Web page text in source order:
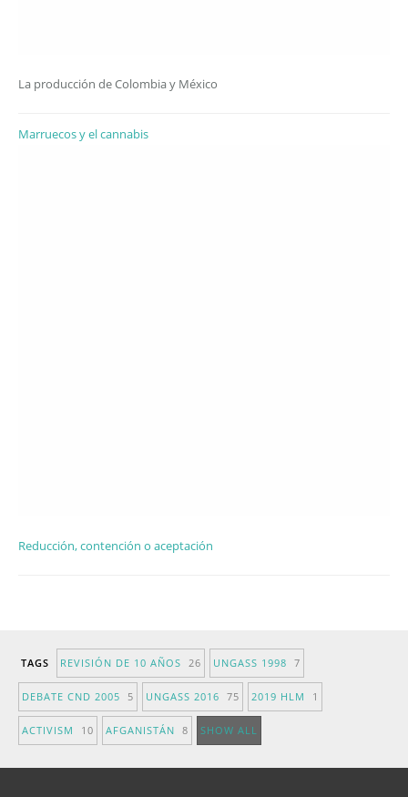
La producción de Colombia y México
Marruecos y el cannabis
Reducción, contención o aceptación
TAGS REVISIÓN DE 10 AÑOS 26 UNGASS 1998 7
DEBATE CND 2005 5 UNGASS 2016 75 2019 HLM 1
ACTIVISM 10 AFGANISTÁN 8 SHOW ALL